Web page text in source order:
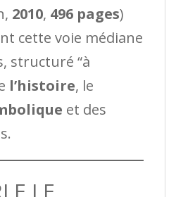
2010, 496 pages)
cette voie médiane
structuré “à
l’histoire, le
et des
LE